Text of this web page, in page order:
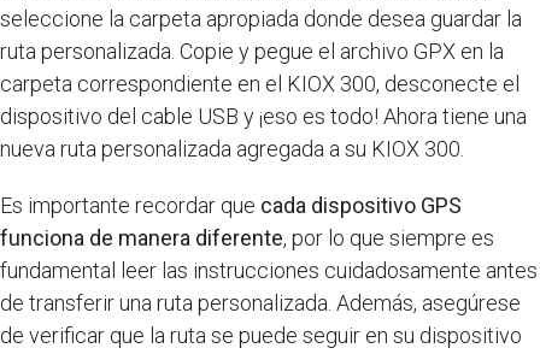
seleccione la carpeta apropiada donde desea guardar la
ruta personalizada. Copie y pegue el archivo GPX en la
carpeta correspondiente en el KIOX 300, desconecte el
dispositivo del cable USB y ¡eso es todo! Ahora tiene una
nueva ruta personalizada agregada a su KIOX 300.
Es importante recordar que cada dispositivo GPS
funciona de manera diferente, por lo que siempre es
fundamental leer las instrucciones cuidadosamente antes
de transferir una ruta personalizada. Además, asegúrese
de verificar que la ruta se puede seguir en su dispositivo